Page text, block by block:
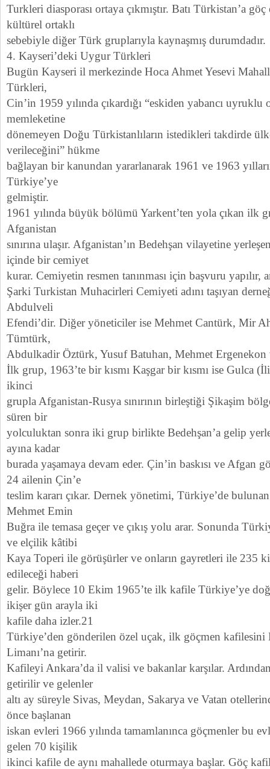
Turkleri diasporası ortaya çıkmıştır. Batı Türkistan’a
kültürel ortaklı
sebebiyle diğer Türk gruplarıyla kaynaşmış durumdadır.
4. Kayseri’deki Uygur Türkleri
Bugün Kayseri il merkezinde Hoca Ahmet Yesevi
Türkleri,
Cin’in 1959 yılında çıkardığı “eskiden yabancı
memleketine
dönemeyen Doğu Türkistanlıların istedikleri takdirde
verileceğini” hükme
bağlayan bir kanundan yararlanarak 1961 ve 1963
Türkiye’ye
gelmiştir.
1961 yılında büyük bölümü Yarkent’ten yola çıkan ilk
Afganistan
sınırına ulaşır. Afganistan’ın Bedehşan vilayetine
içinde bir cemiyet
kurar. Cemiyetin resmen tanınması için başvuru yapılır,
Şarki Turkistan Muhacirleri Cemiyeti adını taşıyan
Abdulveli
Efendi’dir. Diğer yöneticiler ise Mehmet Cantürk, Mir
Tümtürk,
Abdulkadir Öztürk, Yusuf Batuhan, Mehmet Ergenekon
İlk grup, 1963’te bir kısmı Kaşgar bir kısmı ise Gulca
ikinci
grupla Afganistan-Rusya sınırının birleştiği Şikaşim
süren bir
yolculuktan sonra iki grup birlikte Bedehşan’a gelip
ayına kadar
burada yaşamaya devam eder. Çin’in baskısı ve Afgan
24 ailenin Çin’e
teslim kararı çıkar. Dernek yönetimi, Türkiye’de
Mehmet Emin
Buğra ile temasa geçer ve çıkış yolu arar. Sonunda
ve elçilik kâtibi
Kaya Toperi ile görüşürler ve onların gayretleri ile 235
edileceği haberi
gelir. Böylece 10 Ekim 1965’te ilk kafile Türkiye’ye
ikişer gün arayla iki
kafile daha izler.21
Türkiye’den gönderilen özel uçak, ilk göçmen kafilesini
Limanı’na getirir.
Kafileyi Ankara’da il valisi ve bakanlar karşılar.
getirilir ve gelenler
altı ay süreyle Sivas, Meydan, Sakarya ve Vatan
önce başlanan
iskan evleri 1966 yılında tamamlanınca göçmenler bu
gelen 70 kişilik
ikinci kafile de aynı mahallede oturmaya başlar. Göç